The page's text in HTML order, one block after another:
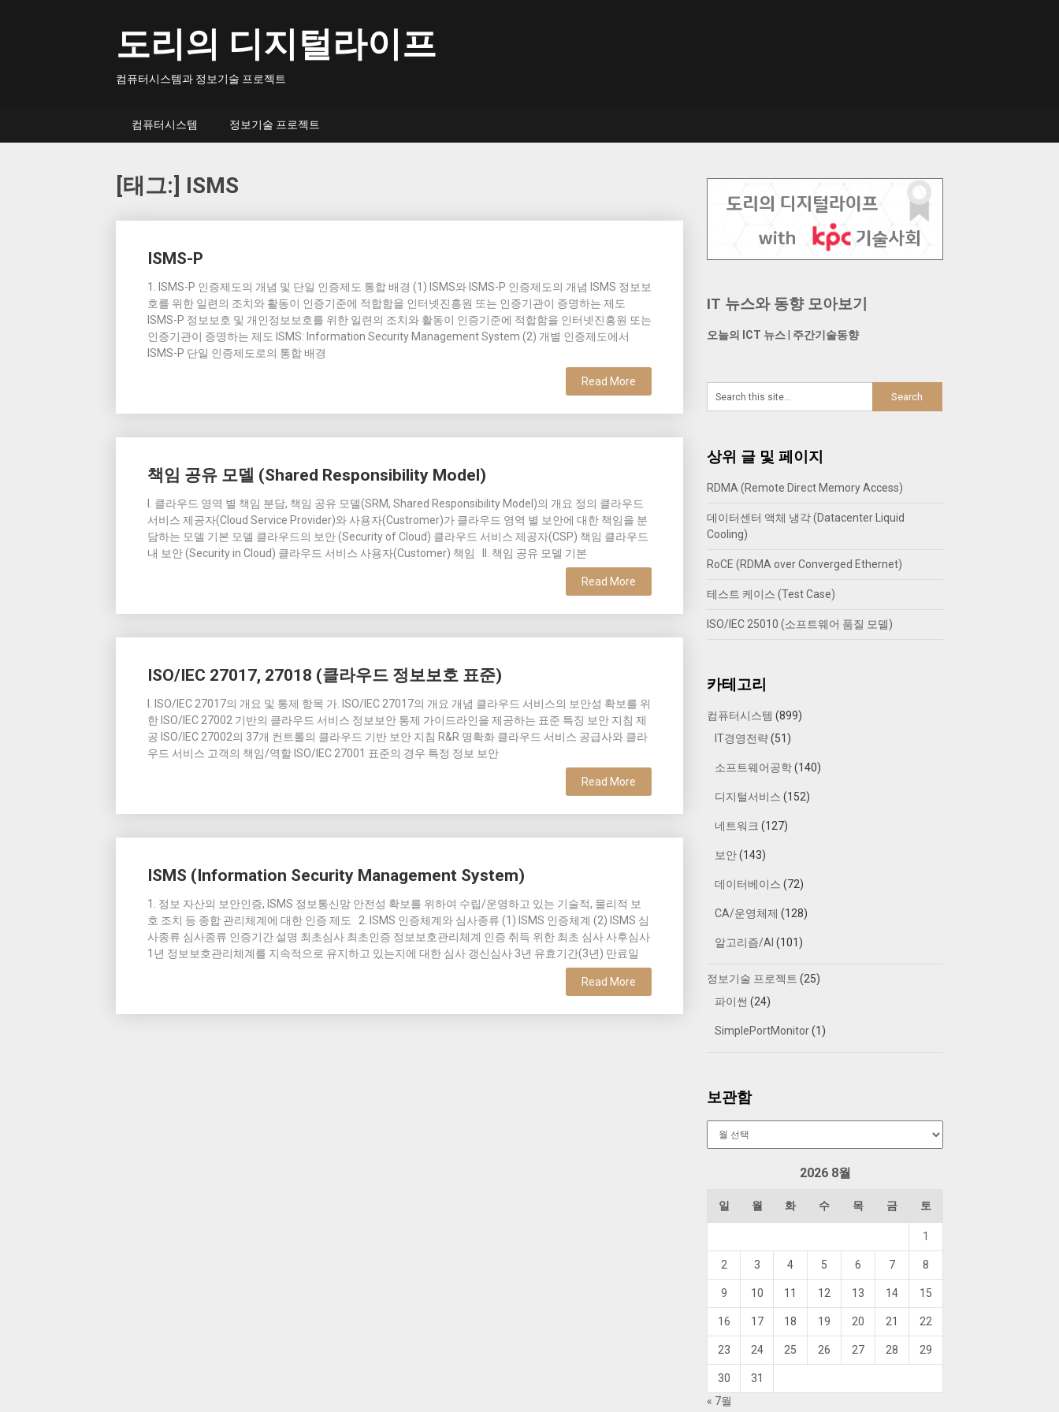
도리의 디지털라이프
컴퓨터시스템과 정보기술 프로젝트
컴퓨터시스템 정보기술 프로젝트
[태그:] ISMS
ISMS-P
1. ISMS-P 인증제도의 개념 및 단일 인증제도 통합 배경 (1) ISMS와 ISMS-P 인증제도의 개념 ISMS 정보보
호를 위한 일련의 조치와 활동이 인증기준에 적합함을 인터넷진흥원 또는 인증기관이 증명하는 제도
ISMS-P 정보보호 및 개인정보보호를 위한 일련의 조치와 활동이 인증기준에 적합함을 인터넷진흥원 또는
인증기관이 증명하는 제도 ISMS: Information Security Management System (2) 개별 인증제도에서
ISMS-P 단일 인증제도로의 통합 배경
Read More
책임 공유 모델 (Shared Responsibility Model)
I. 클라우드 영역 별 책임 분담, 책임 공유 모델(SRM, Shared Responsibility Model)의 개요 정의 클라우드
서비스 제공자(Cloud Service Provider)와 사용자(Custromer)가 클라우드 영역 별 보안에 대한 책임을 분
담하는 모델 기본 모델 클라우드의 보안 (Security of Cloud) 클라우드 서비스 제공자(CSP) 책임 클라우드
내 보안 (Security in Cloud) 클라우드 서비스 사용자(Customer) 책임 II. 책임 공유 모델 기본
Read More
ISO/IEC 27017, 27018 (클라우드 정보보호 표준)
I. ISO/IEC 27017의 개요 및 통제 항목 가. ISO/IEC 27017의 개요 개념 클라우드 서비스의 보안성 확보를 위
한 ISO/IEC 27002 기반의 클라우드 서비스 정보보안 통제 가이드라인을 제공하는 표준 특징 보안 지침 제
공 ISO/IEC 27002의 37개 컨트롤의 클라우드 기반 보안 지침 R&R 명확화 클라우드 서비스 공급사와 클라
우드 서비스 고객의 책임/역할 ISO/IEC 27001 표준의 경우 특정 정보 보안
Read More
ISMS (Information Security Management System)
1. 정보 자산의 보안인증, ISMS 정보통신망 안전성 확보를 위하여 수립/운영하고 있는 기술적, 물리적 보
호 조치 등 종합 관리체계에 대한 인증 제도 2. ISMS 인증체계와 심사종류 (1) ISMS 인증체계 (2) ISMS 심
사종류 심사종류 인증기간 설명 최초심사 최초인증 정보보호관리체계 인증 취득 위한 최초 심사 사후심사
1년 정보보호관리체계를 지속적으로 유지하고 있는지에 대한 심사 갱신심사 3년 유효기간(3년) 만료일
Read More
navigation
IT 뉴스와 동향 모아보기
오늘의 ICT 뉴스 주간기술동향
상위 글 및 페이지
RDMA (Remote Direct Memory Access)
데이터센터 액체 냉각 (Datacenter Liquid
Cooling)
RoCE (RDMA over Converged Ethernet)
테스트 케이스 (Test Case)
ISO/IEC 25010 (소프트웨어 품질 모델)
카테고리
컴퓨터시스템 (899)
IT경영전략(51)
소프트웨어공학(140)
디지털서비스 (152)
네트워크 (127)
보안(143)
데이터베이스 (72)
CA/운영체제 (128)
알고리즘/AI (101)
정보기술 프로젝트 (25)
파이썬 (24)
SimplePortMonitor(1)
보관함
2026 8월
일 월 화 수 목 금 토
1
2 3 4 5 6 7 8
9 10 11 12 13 14 15
16 17 18 19 20 21 22
23 24 25 26 27 28 29
30
31
« 7월